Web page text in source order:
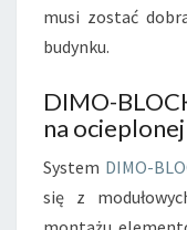
musi zostać
budynku.
DIMO-
na
System DIMO-
się z